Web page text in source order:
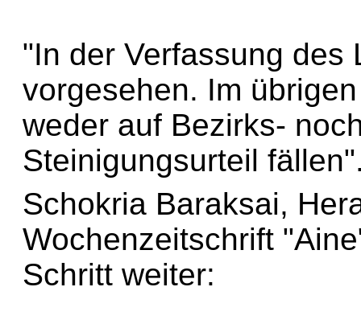
"In der Verfassung des
vorgesehen. Im
weder auf Bezirks-
Steinigungsurteil
Schokria Baraksai,
Wochenzeitschrift
Schritt weiter: